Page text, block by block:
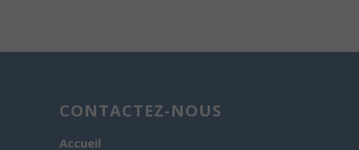
CONTACTEZ-NOUS
Accueil